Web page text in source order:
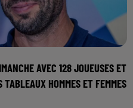
AVEC 128 JOUEUSES ET
HOMMES ET FEMMES